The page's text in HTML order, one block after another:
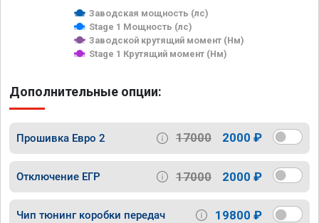
Заводская мощность (лс)
Stage 1 Мощность (лс)
Заводской крутящий момент (Нм)
Stage 1 Крутящий момент (Нм)
Дополнительные опции:
Прошивка Евро 2 17000 2000 ₽
Отключение ЕГР 17000 2000 ₽
Чип тюнинг коробки передач 19800 ₽